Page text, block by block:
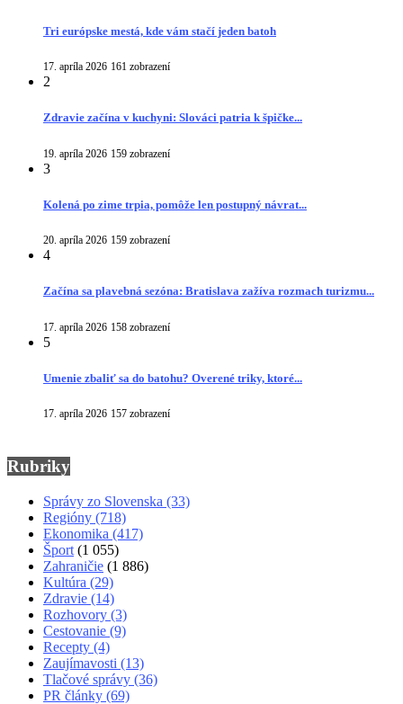
Tri európske mestá, kde vám stačí jeden batoh
17. apríla 2026 161 zobrazení
2
Zdravie začína v kuchyni: Slováci patria k špičke...
19. apríla 2026 159 zobrazení
3
Kolená po zime trpia, pomôže len postupný návrat...
20. apríla 2026 159 zobrazení
4
Začína sa plavebná sezóna: Bratislava zažíva rozmach turizmu...
17. apríla 2026 158 zobrazení
5
Umenie zbaliť sa do batohu? Overené triky, ktoré...
17. apríla 2026 157 zobrazení
Rubriky
Správy zo Slovenska (33)
Regióny (718)
Ekonomika (417)
Šport (1 055)
Zahraničie (1 886)
Kultúra (29)
Zdravie (14)
Rozhovory (3)
Cestovanie (9)
Recepty (4)
Zaujímavosti (13)
Tlačové správy (36)
PR články (69)